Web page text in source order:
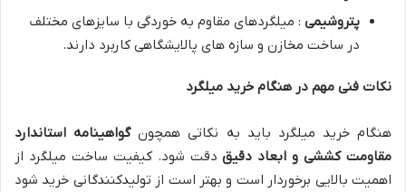
پتروشیمی : میلگردهای مقاوم به خوردگی با سایزهای مختلف
در ساخت مخازن و سازه های پالایشگاهی کاربرد دارند.
نکات فنی مهم در هنگام خرید میلگرد
هنگام خرید میلگرد باید به نکاتی همچونگواهینامه استاندارد
مقاومت کششی و ابعاد دقیقدقت شود. کیفیت ساخت میلگرد از
اهمیت بالایی برخوردار است و بهتر است از تولیدکنندگانی خرید شود